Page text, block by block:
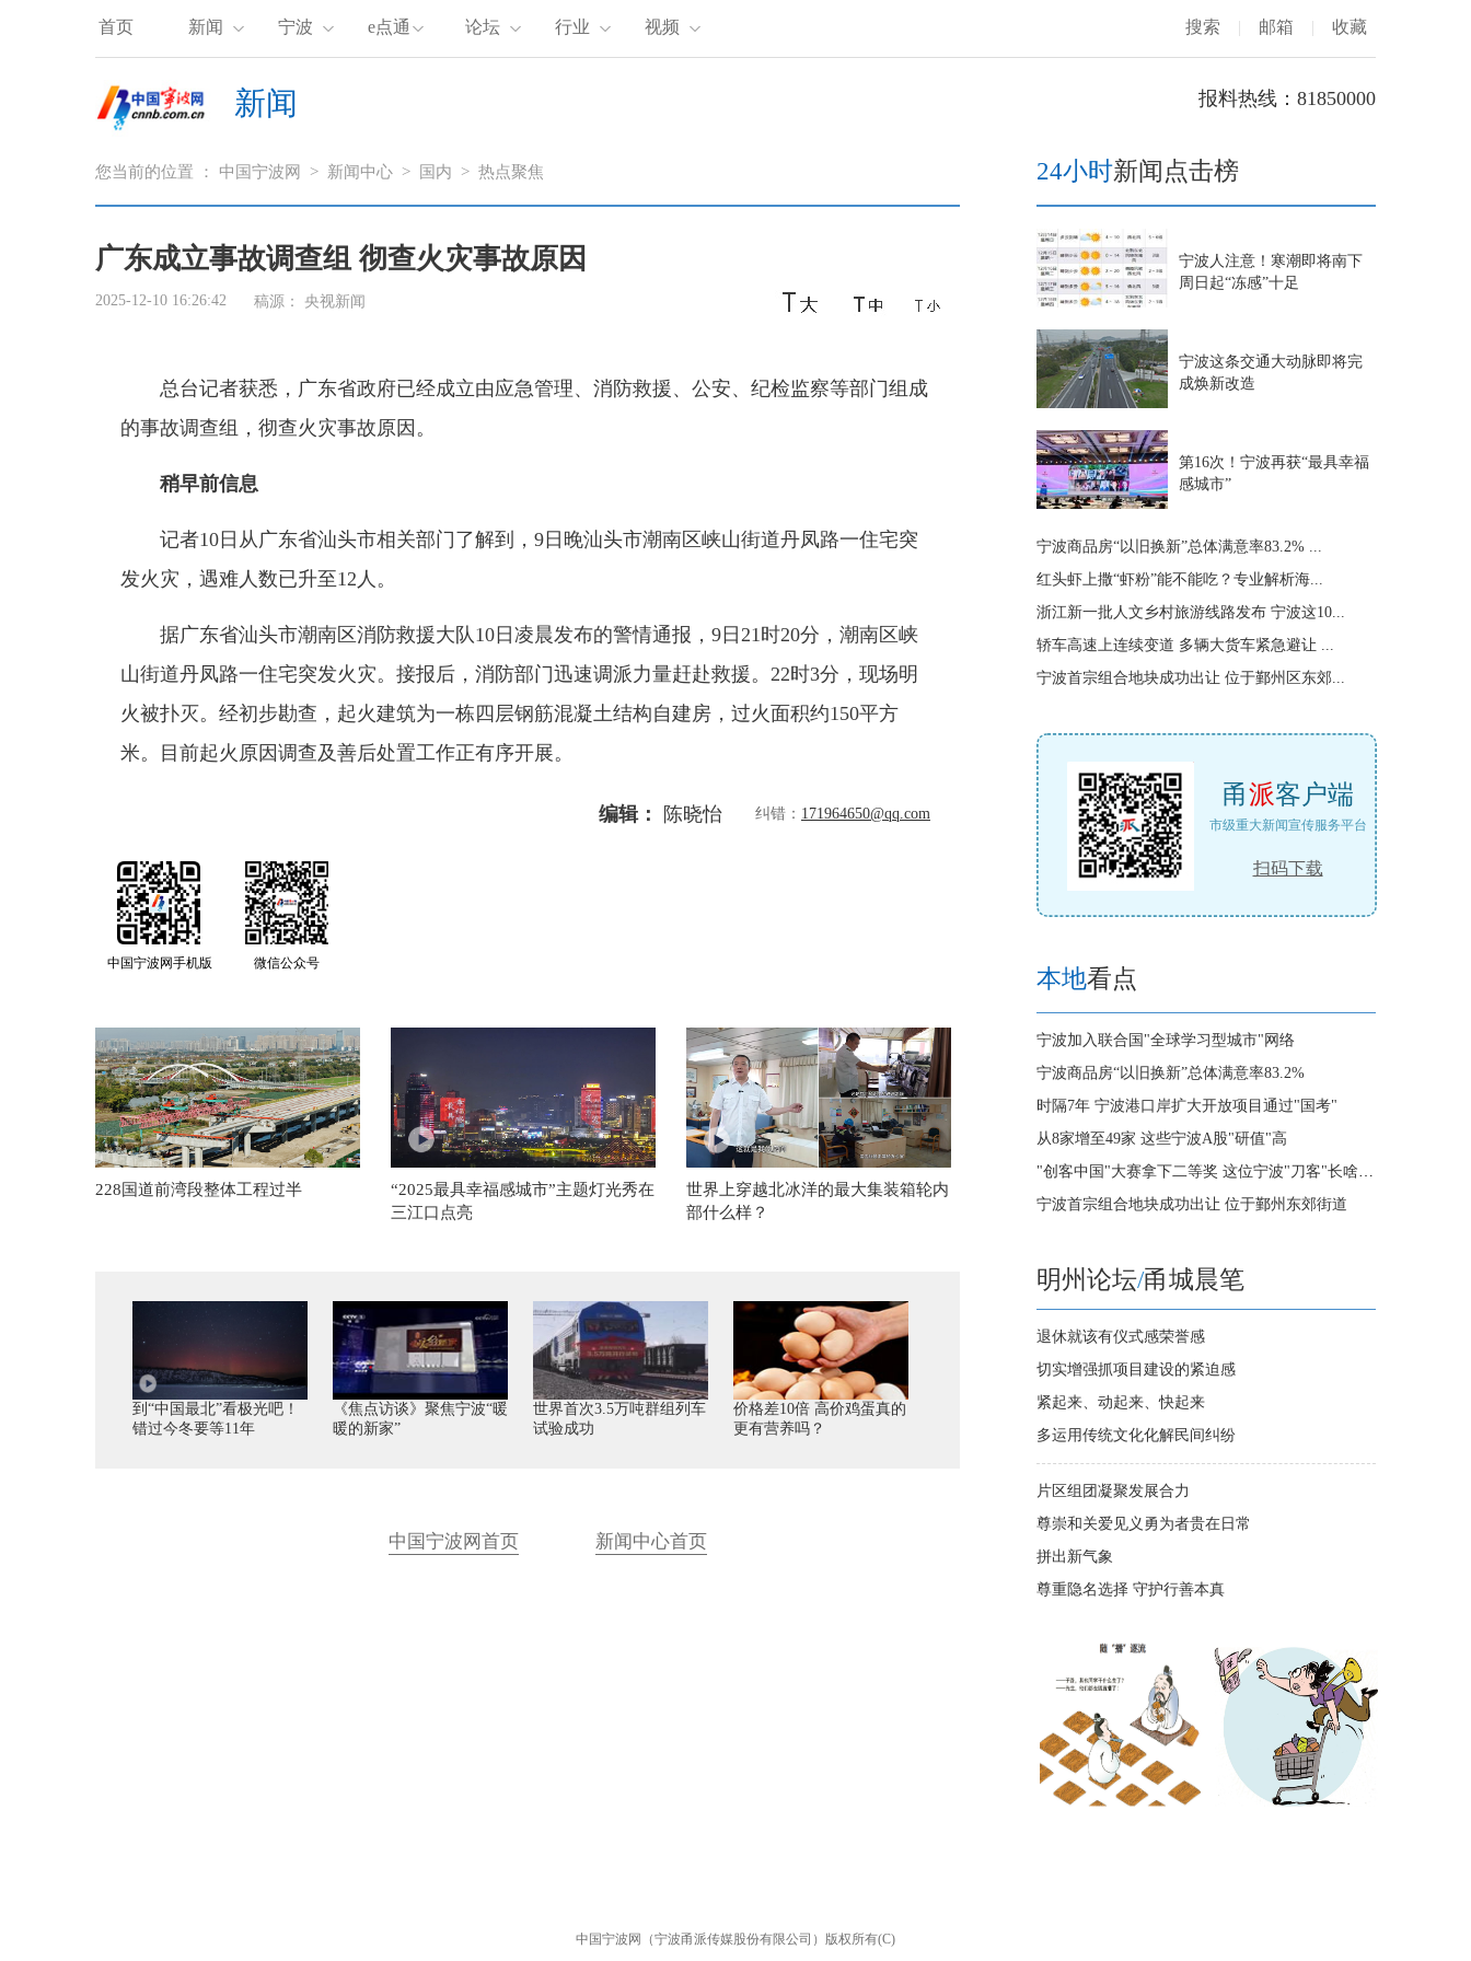
首页 新闻 宁波 e点通 论坛 行业 视频 搜索 | 邮箱 | 收藏
新闻 报料热线：81850000
您当前的位置 ： 中国宁波网 > 新闻中心 > 国内 > 热点聚焦
广东成立事故调查组 彻查火灾事故原因
2025-12-10 16:26:42 稿源： 央视新闻
总台记者获悉，广东省政府已经成立由应急管理、消防救援、公安、纪检监察等部门组成
的事故调查组，彻查火灾事故原因。
稍早前信息
记者10日从广东省汕头市相关部门了解到，9日晚汕头市潮南区峡山街道丹凤路一住宅突
发火灾，遇难人数已升至12人。
据广东省汕头市潮南区消防救援大队10日凌晨发布的警情通报，9日21时20分，潮南区峡
山街道丹凤路一住宅突发火灾。接报后，消防部门迅速调派力量赶赴救援。22时3分，现场明
火被扑灭。经初步勘查，起火建筑为一栋四层钢筋混凝土结构自建房，过火面积约150平方
米。目前起火原因调查及善后处置工作正有序开展。
编辑： 陈晓怡 纠错： 171964650@qq.com
中国宁波网手机版 微信公众号
228国道前湾段整体工程过半
“2025最具幸福感城市”主题灯光秀在
三江口点亮
世界上穿越北冰洋的最大集装箱轮内
部什么样？
到“中国最北”看极光吧！
错过今冬要等11年
《焦点访谈》聚焦宁波“暖
暖的新家”
世界首次3.5万吨群组列车
试验成功
价格差10倍 高价鸡蛋真的
更有营养吗？
中国宁波网首页 新闻中心首页
24小时新闻点击榜
宁波人注意！寒潮即将南下
周日起“冻感”十足
宁波这条交通大动脉即将完
成焕新改造
第16次！宁波再获“最具幸福
感城市”
宁波商品房“以旧换新”总体满意率83.2% ...
红头虾上撒“虾粉”能不能吃？专业解析海...
浙江新一批人文乡村旅游线路发布 宁波这10...
轿车高速上连续变道 多辆大货车紧急避让 ...
宁波首宗组合地块成功出让 位于鄞州区东郊...
甬派客户端
市级重大新闻宣传服务平台
扫码下载
本地看点
宁波加入联合国"全球学习型城市"网络
宁波商品房“以旧换新”总体满意率83.2%
时隔7年 宁波港口岸扩大开放项目通过"国考"
从8家增至49家 这些宁波A股"研值"高
"创客中国"大赛拿下二等奖 这位宁波"刀客"长啥样?
宁波首宗组合地块成功出让 位于鄞州东郊街道
明州论坛/甬城晨笔
退休就该有仪式感荣誉感
切实增强抓项目建设的紧迫感
紧起来、动起来、快起来
多运用传统文化化解民间纠纷
片区组团凝聚发展合力
尊崇和关爱见义勇为者贵在日常
拼出新气象
尊重隐名选择 守护行善本真
中国宁波网（宁波甬派传媒股份有限公司）版权所有(C)